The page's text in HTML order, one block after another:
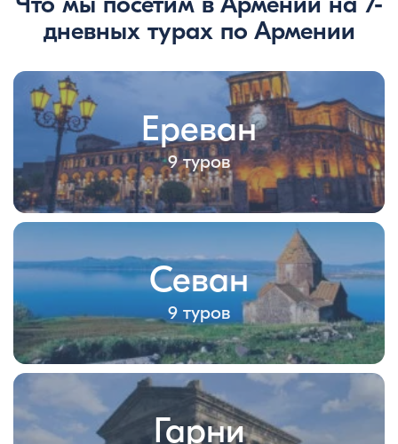
дневных турах по Армении
Ереван
9 туров
Севан
9 туров
Гарни